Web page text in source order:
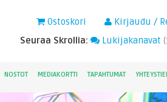
Kirjaudu /
Ostoskori
Seuraa Skrollia:
Lukijakanavat (
NOSTOT MEDIAKORTTI TAPAHTUMAT